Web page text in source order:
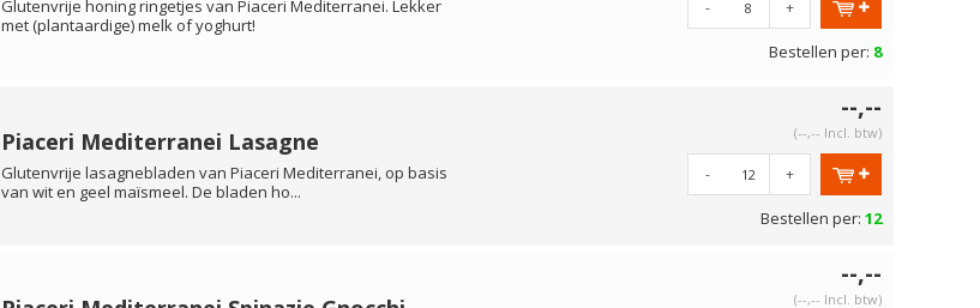
Glutenvrije honing ringetjes van Piaceri Mediterranei. Lekker
met (plantaardige) melk of yoghurt!
- +
Bestellen per: 8
Piaceri Mediterranei Lasagne
Glutenvrije lasagnebladen van Piaceri Mediterranei, op basis
van wit en geel maïsmeel. De bladen ho...
--,--
(--,-- Incl. btw)
- +
Bestellen per: 12
--,--
(--,-- Incl. btw)